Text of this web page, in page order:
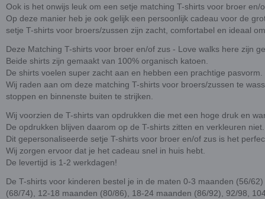
Ook is het onwijs leuk om een setje matching T-shirts voor broer
Op deze manier heb je ook gelijk een persoonlijk cadeau voor de
setje T-shirts voor broers/zussen zijn zacht, comfortabel en ideaal
Deze Matching T-shirts voor broer en/of zus - Love walks here zijn
Beide shirts zijn gemaakt van 100% organisch katoen.
De shirts voelen super zacht aan en hebben een prachtige pasvorm.
Wij raden aan om deze matching T-shirts voor broers/zussen te
stoppen en binnenste buiten te strijken.
Wij voorzien de T-shirts van opdrukken die met een hoge druk en
De opdrukken blijven daarom op de T-shirts zitten en verkleuren niet.
Dit gepersonaliseerde setje T-shirts voor broer en/of zus is het
Wij zorgen ervoor dat je het cadeau snel in huis hebt.
De levertijd is 1-2 werkdagen!
De T-shirts voor kinderen bestel je in de maten 0-3 maanden (56/
(68/74), 12-18 maanden (80/86), 18-24 maanden (86/92), 92/98,